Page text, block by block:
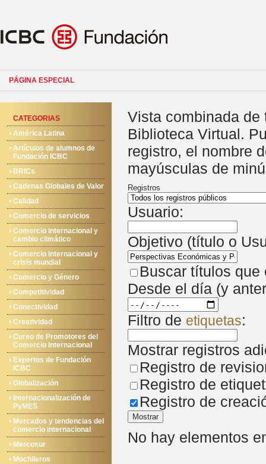
PÁGINA ESPECIAL
CATEGORIAS
América Latina
Artículos de alumnos de
Fundación ICBC
BRICs
Cadenas Globales de Valor
Calidad
Comercio de servicios
Comercio internacional y
cambio climático
Comercio internacional y
crisis mundial
Comercio y Género
Competitividad
Conectividad
Creatividad
Curso de Promotores del
Comercio Internacional
Expertos de Fundación
ICBC
Globalización
Internacionalización de
PyMES
Mercados y tendencias del
comercio internacional
Mercosur
Mochileros
Vista combinada de
Biblioteca Virtual.
registro, el nombre
mayúsculas de
Registros
Usuario:
Objetivo (título o
Buscar títulos que
Desde el día (y
Filtro de etiquetas:
Mostrar registros
Registro de
Registro de
Registro de
Mostrar
No hay elementos